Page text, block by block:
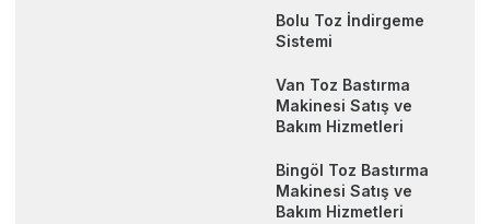
Bolu Toz İndirgeme
Sistemi
Van Toz Bastırma
Makinesi Satış ve
Bakım Hizmetleri
Bingöl Toz Bastırma
Makinesi Satış ve
Bakım Hizmetleri